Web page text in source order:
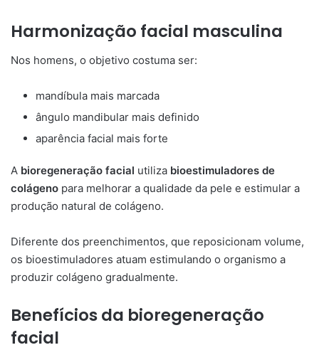
Harmonização facial masculina
Nos homens, o objetivo costuma ser:
mandíbula mais marcada
ângulo mandibular mais definido
aparência facial mais forte
A bioregeneração facial utiliza bioestimuladores de
colágeno para melhorar a qualidade da pele e estimular a
produção natural de colágeno.
Diferente dos preenchimentos, que reposicionam volume,
os bioestimuladores atuam estimulando o organismo a
produzir colágeno gradualmente.
Benefícios da bioregeneração
facial